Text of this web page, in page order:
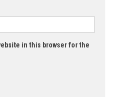
in this browser for the